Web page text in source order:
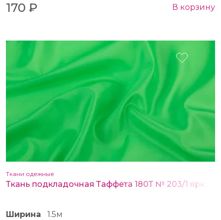
170 ₽ В корзину
Ткани одежные
Ширина 1.5м